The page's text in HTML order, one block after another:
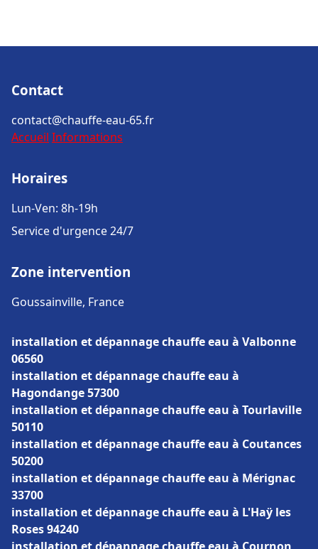
Contact
contact@chauffe-eau-65.fr
Accueil Informations
Horaires
Lun-Ven: 8h-19h
Service d'urgence 24/7
Zone intervention
Goussainville, France
installation et dépannage chauffe eau à Valbonne
06560
installation et dépannage chauffe eau à
Hagondange 57300
installation et dépannage chauffe eau à Tourlaville
50110
installation et dépannage chauffe eau à Coutances
50200
installation et dépannage chauffe eau à Mérignac
33700
installation et dépannage chauffe eau à L'Haÿ les
Roses 94240